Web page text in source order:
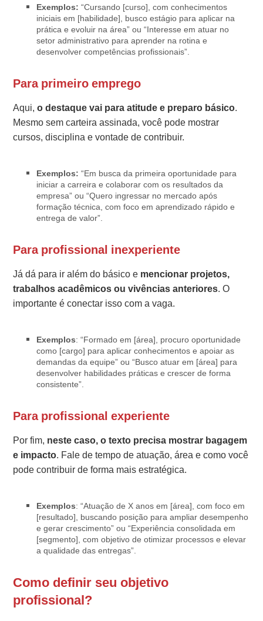
Exemplos: “Cursando [curso], com conhecimentos
iniciais em [habilidade], busco estágio para aplicar na
prática e evoluir na área” ou “Interesse em atuar no
setor administrativo para aprender na rotina e
desenvolver competências profissionais”.
Para primeiro emprego
Aqui,o destaque vai para atitude e preparo básico.
Mesmo sem carteira assinada, você pode mostrar
cursos, disciplina e vontade de contribuir.
Exemplos: “Em busca da primeira oportunidade para
iniciar a carreira e colaborar com os resultados da
empresa” ou “Quero ingressar no mercado após
formação técnica, com foco em aprendizado rápido e
entrega de valor”.
Para profissional inexperiente
Já dá para ir além do básico e mencionar projetos,
trabalhos acadêmicos ou vivências anteriores. O
importante é conectar isso com a vaga.
Exemplos: “Formado em [área], procuro oportunidade
como [cargo] para aplicar conhecimentos e apoiar as
demandas da equipe” ou “Busco atuar em [área] para
desenvolver habilidades práticas e crescer de forma
consistente”.
Para profissional experiente
Por fim, neste caso, o texto precisa mostrar bagagem
e impacto. Fale de tempo de atuação, área e como você
pode contribuir de forma mais estratégica.
Exemplos: “Atuação de X anos em [área], com foco em
[resultado], buscando posição para ampliar desempenho
e gerar crescimento” ou “Experiência consolidada em
[segmento], com objetivo de otimizar processos e elevar
a qualidade das entregas”.
Como definir seu objetivo
profissional?